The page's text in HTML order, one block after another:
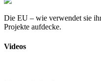
Die EU – wie verwendet sie
Projekte aufdecke.
Videos